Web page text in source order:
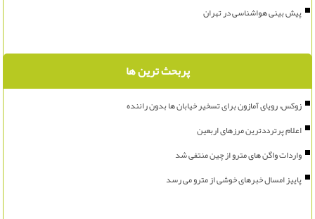
پیش بینی هواشناسی در تهران
پربحث ترین ها
زوکس، رویای آمازون برای تسخیر خیابان ها بدون راننده
اعلام پرترددترین مرزهای اربعین
واردات واگن های مترو از چین منتفی شد
پاییز امسال خبرهای خوشی از مترو می رسد